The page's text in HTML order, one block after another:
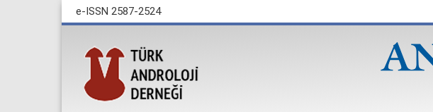
e-ISSN 2587-2524